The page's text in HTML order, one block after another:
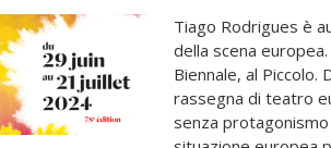
Tiago Rodrigues è
della scena
Biennale, al Piccolo.
rassegna di teatro
senza